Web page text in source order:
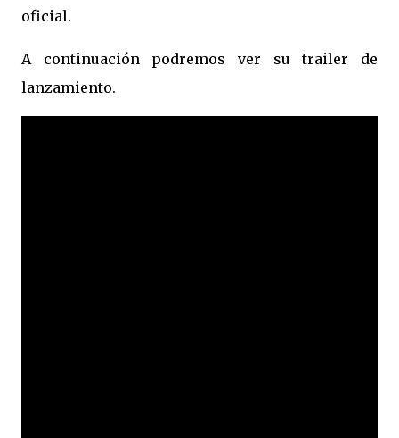
oficial.
A continuación podremos ver su trailer de
lanzamiento.